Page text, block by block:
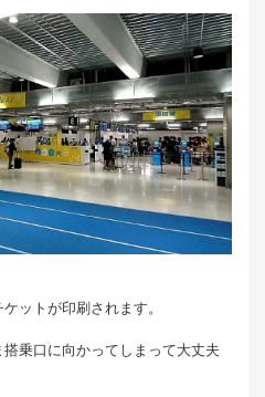
ットが印刷されます。
乗口に向かってしまって大丈夫